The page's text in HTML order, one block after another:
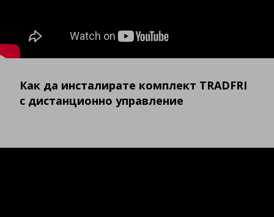
Как да инсталирате комплект TRADFRI
с дистанционно управление